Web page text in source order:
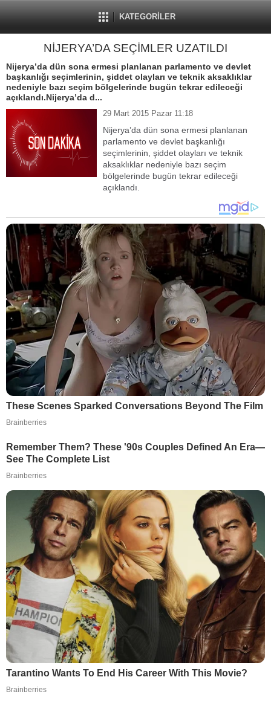
KATEGORİLER
NİJERYA’DA SEÇİMLER UZATILDI
Nijerya’da dün sona ermesi planlanan parlamento ve devlet
başkanlığı seçimlerinin, şiddet olayları ve teknik aksaklıklar
nedeniyle bazı seçim bölgelerinde bugün tekrar edileceği
açıklandı.Nijerya’da d...
29 Mart 2015 Pazar 11:18
Nijerya’da dün sona ermesi planlanan
parlamento ve devlet başkanlığı
seçimlerinin, şiddet olayları ve teknik
aksaklıklar nedeniyle bazı seçim
bölgelerinde bugün tekrar edileceği
açıklandı.